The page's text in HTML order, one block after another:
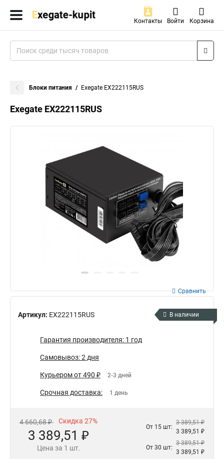
Контакты Войти Корзина
Блоки питания Exegate EX222115RUS
Exegate EX222115RUS
Артикул: EX222115RUS
Сравнить
В наличии
Гарантия производителя: 1 год
Самовывоз: 2 дня
Курьером от 490 ₽ 2-3 дней
Срочная доставка: 1 день
4 660,68 ₽ Скидка 27%
3 389,51 ₽
Цена за 1 шт.
От 15 шт:
3 389,51 ₽
3 389,51 ₽
От 30 шт:
3 389,51 ₽
3 389,51 ₽